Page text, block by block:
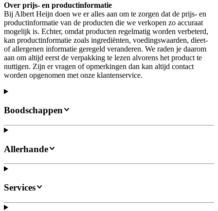
Over prijs- en productinformatie
Bij Albert Heijn doen we er alles aan om te zorgen dat de prijs- en
productinformatie van de producten die we verkopen zo accuraat
mogelijk is. Echter, omdat producten regelmatig worden verbeterd,
kan productinformatie zoals ingrediënten, voedingswaarden, dieet-
of allergenen informatie geregeld veranderen. We raden je daarom
aan om altijd eerst de verpakking te lezen alvorens het product te
nuttigen. Zijn er vragen of opmerkingen dan kan altijd contact
worden opgenomen met onze klantenservice.
Boodschappen
Allerhande
Services